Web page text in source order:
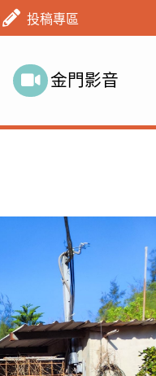
投稿專區
金門影音